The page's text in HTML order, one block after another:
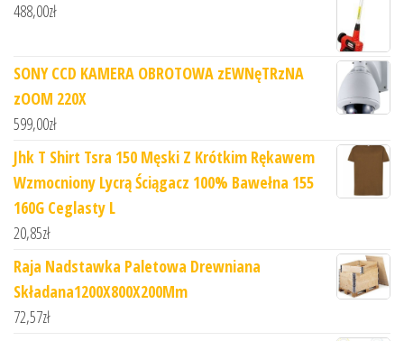
488,00zł
SONY CCD KAMERA OBROTOWA zEWNęTRzNA
zOOM 220X
599,00zł
Jhk T Shirt Tsra 150 Męski Z Krótkim Rękawem
Wzmocniony Lycrą Ściągacz 100% Bawełna 155
160G Ceglasty L
20,85zł
Raja Nadstawka Paletowa Drewniana
Składana1200X800X200Mm
72,57zł